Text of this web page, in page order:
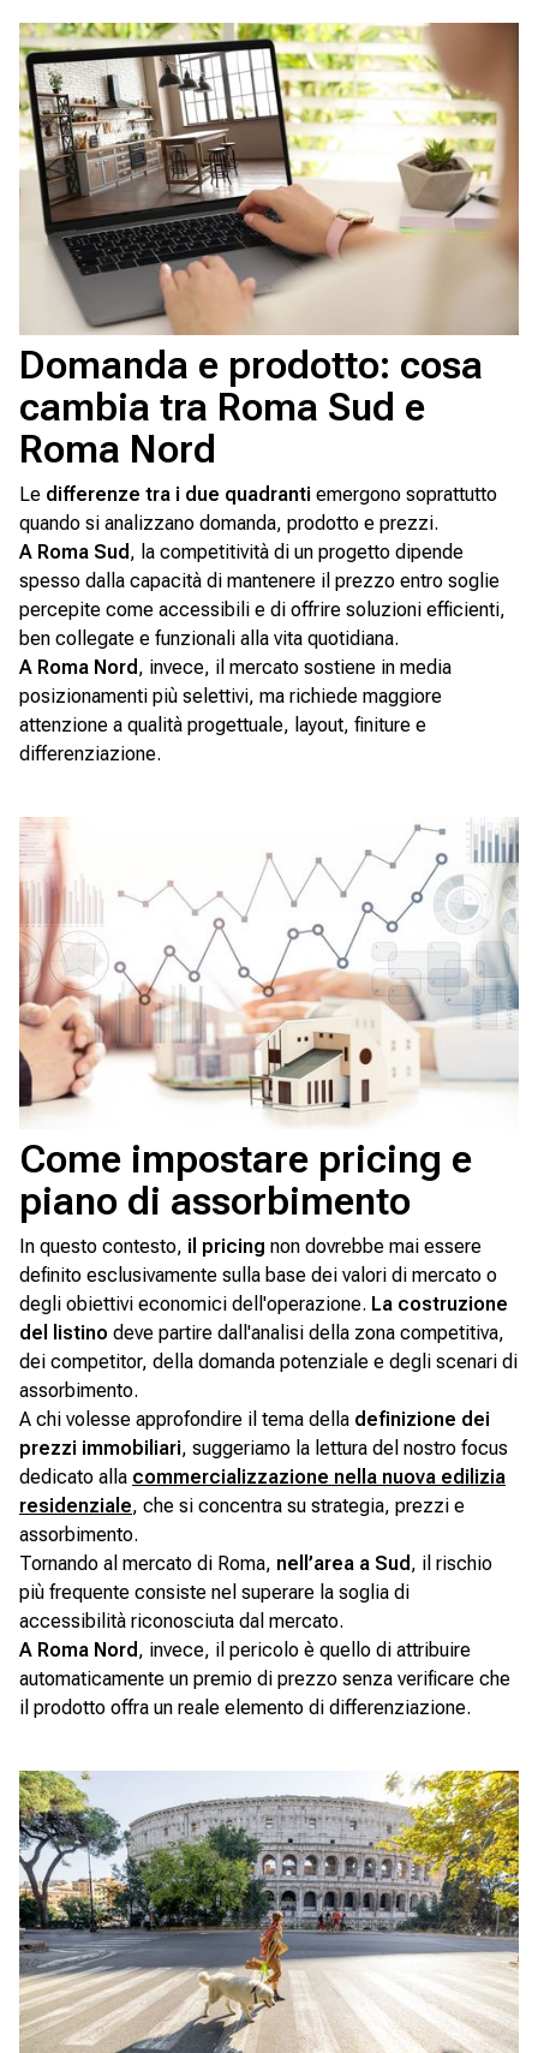
Domanda e prodotto: cosa
cambia tra Roma Sud e
Roma Nord
Le differenze tra i due quadranti emergono soprattutto
quando si analizzano domanda, prodotto e prezzi.
A Roma Sud , la competitività di un progetto dipende
spesso dalla capacità di mantenere il prezzo entro soglie
percepite come accessibili e di offrire soluzioni efficienti,
ben collegate e funzionali alla vita quotidiana.
A Roma Nord , invece, il mercato sostiene in media
posizionamenti più selettivi, ma richiede maggiore
attenzione a qualità progettuale, layout, finiture e
differenziazione.
Come impostare pricing e
piano di assorbimento
In questo contesto, il pricing non dovrebbe mai essere
definito esclusivamente sulla base dei valori di mercato o
degli obiettivi economici dell'operazione. La costruzione
del listino deve partire dall'analisi della zona competitiva,
dei competitor, della domanda potenziale e degli scenari di
assorbimento.
A chi volesse approfondire il tema della definizione dei
prezzi immobiliari, suggeriamo la lettura del nostro focus
dedicato alla commercializzazione nella nuova edilizia
residenziale, che si concentra su strategia, prezzi e
assorbimento.
Tornando al mercato di Roma, nell’area a Sud , il rischio
più frequente consiste nel superare la soglia di
accessibilità riconosciuta dal mercato.
A Roma Nord , invece, il pericolo è quello di attribuire
automaticamente un premio di prezzo senza verificare che
il prodotto offra un reale elemento di differenziazione.